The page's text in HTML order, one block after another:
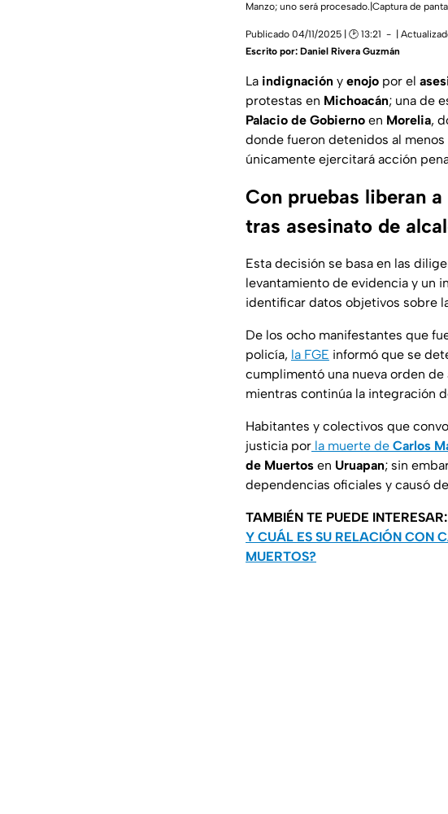
Manzo; uno será procesado.|Captura de
Publicado 04/11/2025 | 🕑 13:21 |
Escrito por: Daniel Rivera Guzmán
La indignación y enojo por el
protestas en Michoacán; una de
Palacio de Gobierno en Morelia,
donde fueron detenidos al menos
únicamente ejercitará acción
Con pruebas liberan
tras asesinato de
Esta decisión se basa en las
levantamiento de evidencia y un
identificar datos objetivos sobre
De los ocho manifestantes que
policía, la FGE informó que se
cumplimentó una nueva orden
mientras continúa la integración
Habitantes y colectivos que
justicia por la muerte de Carlos
de Muertos en Uruapan; sin
dependencias oficiales y causó
TAMBIÉN TE PUEDE INTERESAR:
Y CUÁL ES SU RELACIÓN CON
MUERTOS?